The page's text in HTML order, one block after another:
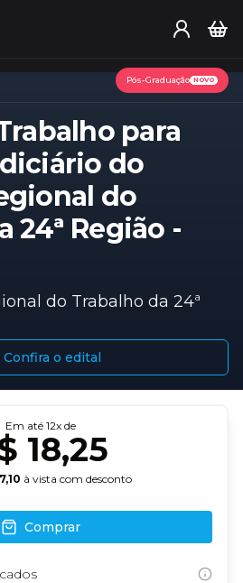
Pós-Graduação NOVO
para
do
do
24ª Região -
do Trabalho da 24ª
Confira o edital
Em até 12x de
18,25
à vista com desconto
Comprar